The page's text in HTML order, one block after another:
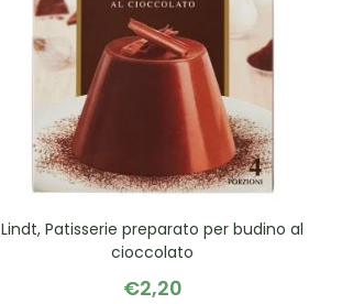
Lindt, Patisserie preparato per budino al
cioccolato
€2,20